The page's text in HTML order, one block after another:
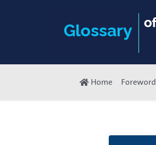
Home Foreword